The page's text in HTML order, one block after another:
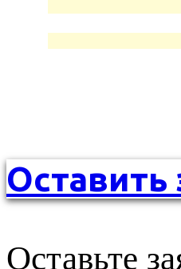
Оставить
Оставьте